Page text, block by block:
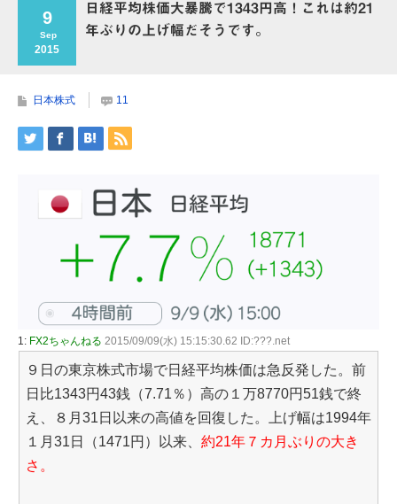
9
Sep
2015
日経平均株価大暴騰で1343円高！これは約21
年ぶりの上げ幅だそうです。
日本株式 11
1: FX2ちゃんねる 2015/09/09(水) 15:15:30.62 ID:???.net
９日の東京株式市場で日経平均株価は急反発した。前
日比1343円43銭（7.71％）高の１万8770円51銭で終
え、８月31日以来の高値を回復した。上げ幅は1994年
１月31日（1471円）以来、 約21年７カ月ぶりの大き
さ。